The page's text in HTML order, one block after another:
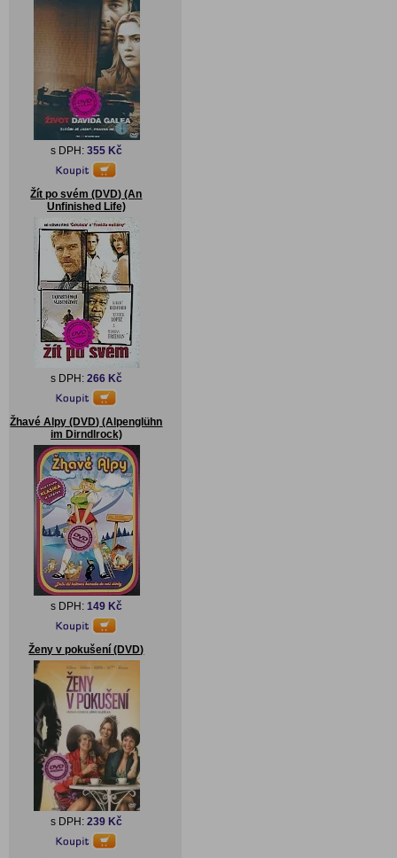
s DPH: 355 Kč
Žít po svém (DVD) (An
Unfinished Life)
s DPH: 266 Kč
Žhavé Alpy (DVD) (Alpenglühn
im Dirndlrock)
s DPH: 149 Kč
Ženy v pokušení (DVD)
s DPH: 239 Kč